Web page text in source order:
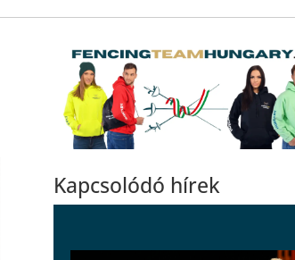
Kapcsolódó hírek